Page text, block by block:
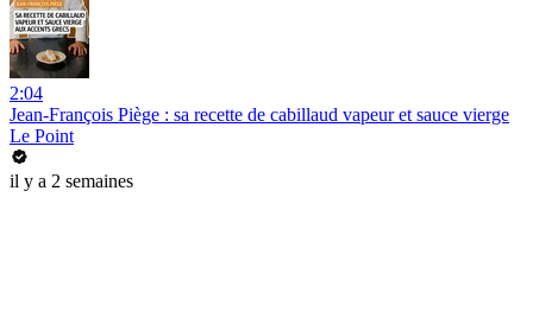
2:04
Jean-François Piège : sa recette de cabillaud vapeur et sauce vierge
Le Point
il y a 2 semaines